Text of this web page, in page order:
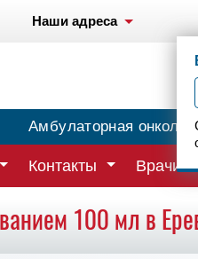
Наши адреса
Амбулаторная
Контакты Врачи
100 мл в